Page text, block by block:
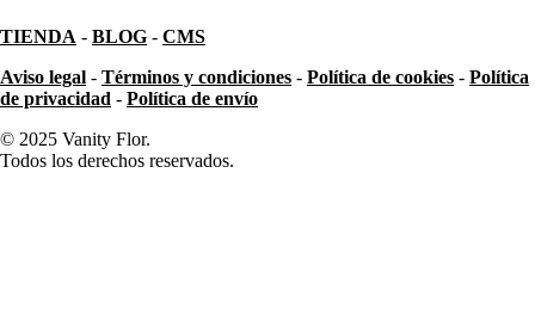
TIENDA - BLOG - CMS
Aviso legal - Términos y condiciones - Política de cookies - Política
de privacidad - Política de envío
© 2025 Vanity Flor.
Todos los derechos reservados.